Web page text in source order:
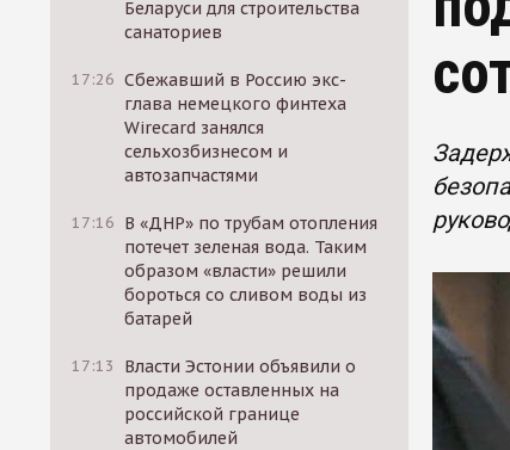
Беларуси для строительства
санаториев
17:26 Сбежавший в Россию экс-
глава немецкого финтеха
Wirecard занялся
сельхозбизнесом и
автозапчастями
17:16 В «ДНР» по трубам отопления
потечет зеленая вода. Таким
образом «власти» решили
бороться со сливом воды из
батарей
17:13
Власти Эстонии объявили о
продаже оставленных на
российской границе
автомобилей